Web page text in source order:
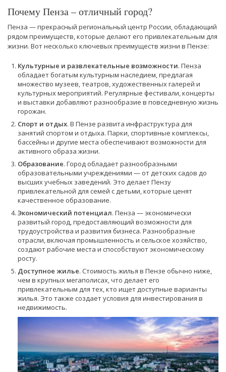
Почему Пенза – отличный город?
Пенза — прекрасный региональный центр России, обладающий
рядом преимуществ, которые делают его привлекательным для
жизни. Вот несколько ключевых преимуществ жизни в Пензе:
Культурные и развлекательные возможности. Пенза
обладает богатым культурным наследием, предлагая
множество музеев, театров, художественных галерей и
культурных мероприятий. Регулярные фестивали, концерты
и выставки добавляют разнообразие в повседневную жизнь
горожан.
Спорт и отдых. В Пензе развита инфраструктура для
занятий спортом и отдыха. Парки, спортивные комплексы,
бассейны и другие места обеспечивают возможности для
активного образа жизни.
Образование. Город обладает разнообразными
образовательными учреждениями — от детских садов до
высших учебных заведений. Это делает Пензу
привлекательной для семей с детьми, которые ценят
качественное образование.
Экономический потенциал. Пенза — экономически
развитый город, предоставляющий возможности для
трудоустройства и развития бизнеса. Разнообразные
отрасли, включая промышленность и сельское хозяйство,
создают рабочие места и способствуют экономическому
росту.
Доступное жилье. Стоимость жилья в Пензе обычно ниже,
чем в крупных мегаполисах, что делает его
привлекательным для тех, кто ищет доступные варианты
жилья. Это также создает условия для инвестирования в
недвижимость.